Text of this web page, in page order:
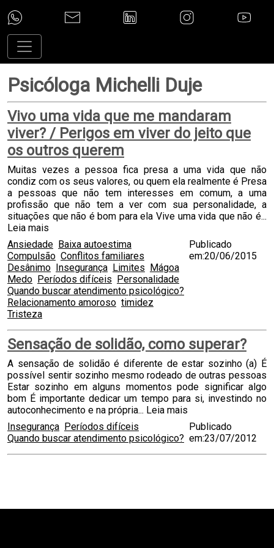
Psicóloga Michelli Duje
Vivo uma vida que me mandaram
viver? / Perigos em viver do jeito que
os outros querem
Muitas vezes a pessoa fica presa a uma vida que não
condiz com os seus valores, ou quem ela realmente é Presa
a pessoas que não tem interesses em comum, a uma
profissão que não tem a ver com sua personalidade, a
situações que não é bom para ela Vive uma vida que não é...
Leia mais
Ansiedade Baixa autoestima
Compulsão Conflitos familiares
Desânimo Insegurança Limites Mágoa
Medo Períodos difíceis Personalidade
Quando buscar atendimento psicológico?
Relacionamento amoroso timidez
Tristeza
Publicado
em:20/06/2015
Sensação de solidão, como superar?
A sensação de solidão é diferente de estar sozinho (a) É
possível sentir sozinho mesmo rodeado de outras pessoas
Estar sozinho em alguns momentos pode significar algo
bom É importante dedicar um tempo para si, investindo no
autoconhecimento e na própria... Leia mais
Insegurança Períodos difíceis
Quando buscar atendimento psicológico?
Publicado
em:23/07/2012